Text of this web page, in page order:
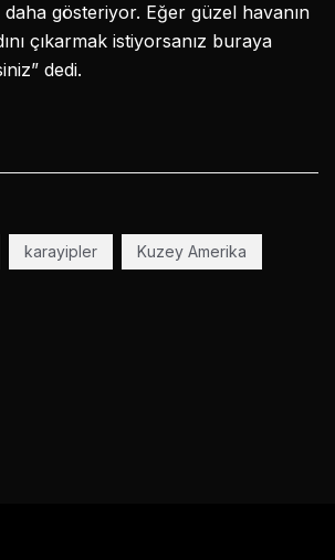
gösteriyor. Eğer güzel havanın
çıkarmak istiyorsanız buraya
dedi.
karayipler Kuzey Amerika